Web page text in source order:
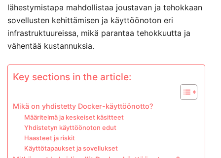
lähestymistapa mahdollistaa joustavan ja tehokkaan
sovellusten kehittämisen ja käyttöönoton eri
infrastruktuureissa, mikä parantaa tehokkuutta ja
vähentää kustannuksia.
Key sections in the article:
Mikä on yhdistetty Docker-käyttöönotto?
Määritelmä ja keskeiset käsitteet
Yhdistetyn käyttöönoton edut
Haasteet ja riskit
Käyttötapaukset ja sovellukset